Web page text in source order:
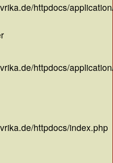
httpdocs/
httpdocs/
httpdocs/index.php